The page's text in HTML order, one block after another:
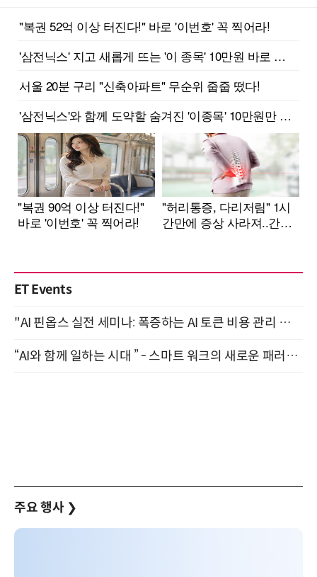
ET Events
"AI 핀옵스 실전 세미나: 폭증하는 AI 토큰 비용 관리 전략" 8월 21일 개최
“AI와 함께 일하는 시대 ” - 스마트 워크의 새로운 패러다임 (9/11)
주요 행사 ❯